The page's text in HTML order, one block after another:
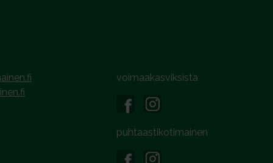
voimaakasviksista
puhtaastikotimainen